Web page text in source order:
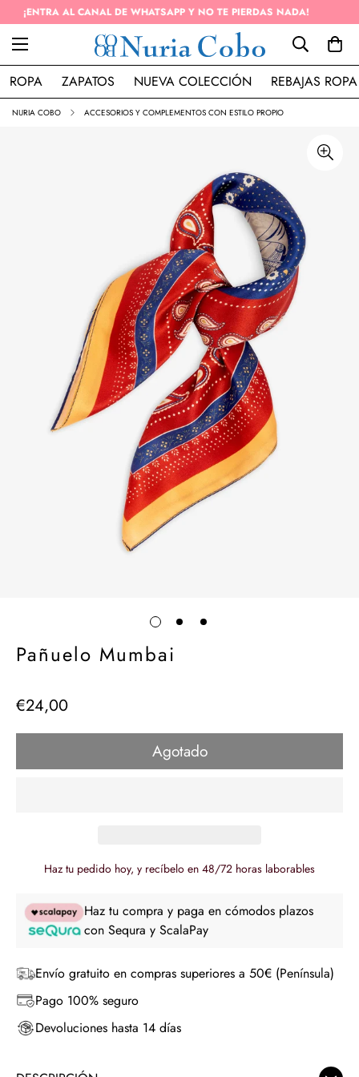
ENVÍO GRATIS EN PEDIDOS SUPERIOR A 50€ (PENÍNSULA)
ROPA ZAPATOS NUEVA COLECCIÓN REBAJAS ROPA
NURIA COBO ACCESORIOS Y COMPLEMENTOS CON ESTILO PROPIO
Pañuelo Mumbai
Precio
€24,00
Agotado
Haz tu pedido hoy, y recíbelo en 48/72 horas laborables
Haz tu compra y paga en cómodos plazos
con Sequra y ScalaPay
Envío gratuito en compras superiores a 50€ (Península)
Pago 100% seguro
Devoluciones hasta 14 días